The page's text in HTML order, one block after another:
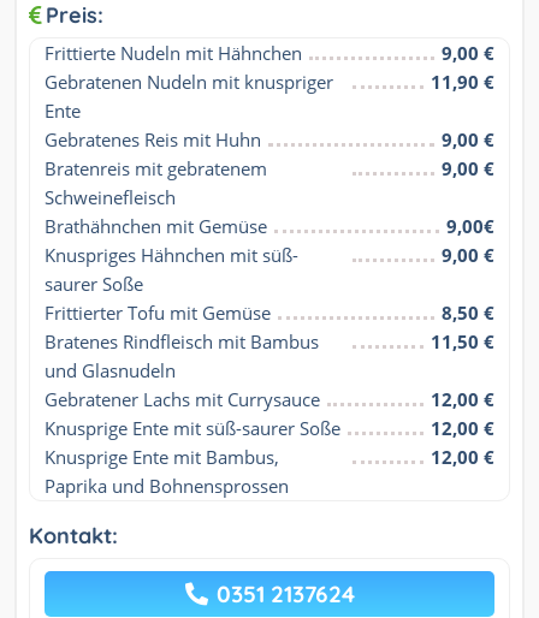
Preis:
Frittierte Nudeln mit Hähnchen
9,00 €
Gebratenen Nudeln mit knuspriger
Ente
11,90 €
Gebratenes Reis mit Huhn
9,00 €
Bratenreis mit gebratenem
Schweinefleisch
9,00 €
Brathähnchen mit Gemüse
9,00€
Knuspriges Hähnchen mit süß-
saurer Soße
9,00 €
Frittierter Tofu mit Gemüse
8,50 €
Bratenes Rindfleisch mit Bambus
und Glasnudeln
11,50 €
Gebratener Lachs mit Currysauce
12,00 €
Knusprige Ente mit süß-saurer Soße
12,00 €
Knusprige Ente mit Bambus,
Paprika und Bohnensprossen
12,00 €
Kontakt:
0351 2137624